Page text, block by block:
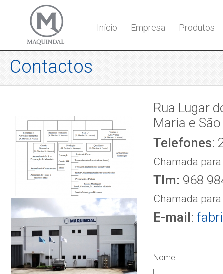
Início Empresa Produtos
Contactos
Rua Lugar
Maria e
Telefones:
Chamada
Tlm: 968
Chamada
E-mail:
Nome